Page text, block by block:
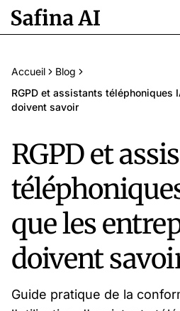
Accueil
Blog
RGPD et assistants téléphoniques
doivent savoir
RGPD et
que les
doivent
Guide pratique de la